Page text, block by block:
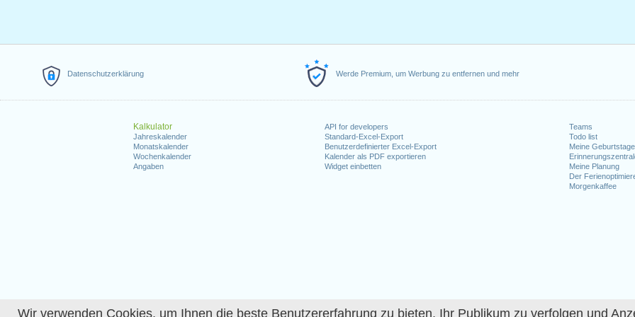
Wir verwenden Cookies, um Ihnen die beste Benutzererfahrung zu bieten, Ihr Publikum zu verfolgen und
Datenschutzerklärung Werde Premium, um Werbung zu entfernen und mehr
Kalkulator
Jahreskalender
Monatskalender
Wochenkalender
Angaben
API for developers
Standard-Excel-Export
Benutzerdefinierter Excel-Export
Kalender als PDF exportieren
Widget einbetten
Teams
Todo list
Meine Geburtstage
Meine Planung
Der
Morgenkaffee